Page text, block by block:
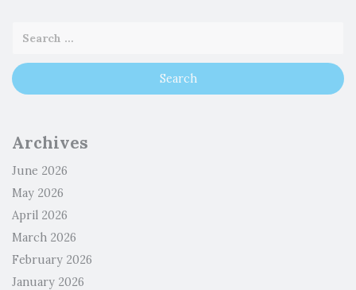
Archives
June 2026
May 2026
April 2026
March 2026
February 2026
January 2026